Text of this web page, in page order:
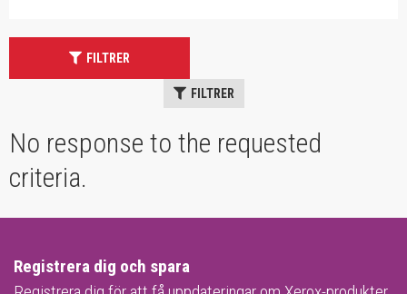
FILTRER
FILTRER
No response to the requested
criteria.
Registrera dig och spara